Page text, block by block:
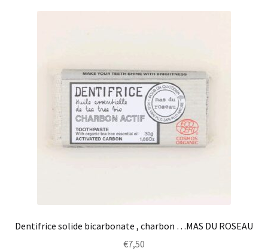
Dentifrice solide bicarbonate , charbon …MAS DU ROSEAU
€7,50